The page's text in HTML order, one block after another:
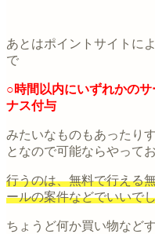
あとはポイントサイトに
で
○時間以内にいずれかの
ナス付与
みたいなものもあったり
となので可能ならやって
行うのは、無料で行える
ールの案件などでいいで
ちょうど何か買い物など